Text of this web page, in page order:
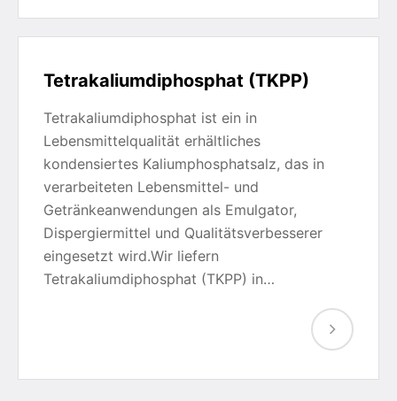
Tetrakaliumdiphosphat (TKPP)
Tetrakaliumdiphosphat ist ein in
Lebensmittelqualität erhältliches
kondensiertes Kaliumphosphatsalz, das in
verarbeiteten Lebensmittel- und
Getränkeanwendungen als Emulgator,
Dispergiermittel und Qualitätsverbesserer
eingesetzt wird.Wir liefern
Tetrakaliumdiphosphat (TKPP) in…